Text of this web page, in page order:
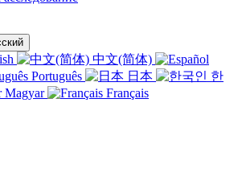
中文(简体)
Português 日本
한
Magyar Français